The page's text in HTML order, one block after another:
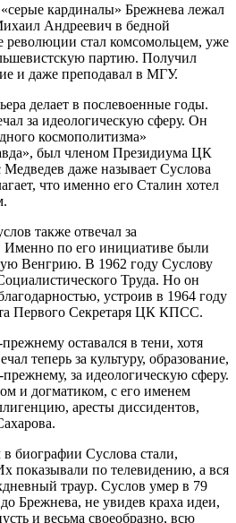
кардиналы» Брежнева лежал
Андреевич в бедной
революции стал комсомольцем, уже
партию. Получил
и даже преподавал в МГУ.
делает в послевоенные годы.
за идеологическую сферу. Он
космополитизма»
был членом Президиума ЦК
даже называет Суслова
что именно его Сталин хотел
также отвечал за
Именно по его инициативе были
Венгрию. В 1962 году Суслову
Труда. Но он
устроив в 1964 году
Первого Секретаря ЦК КПСС.
оставался в тени, хотя
теперь за культуру, образование,
за идеологическую сферу.
и догматиком, с его именем
аресты диссидентов,
биографии Суслова стали,
показывали по телевидению, а вся
траур. Суслов умер в 79
до Брежнева, не увидев краха идеи,
и весьма своеобразно, всю